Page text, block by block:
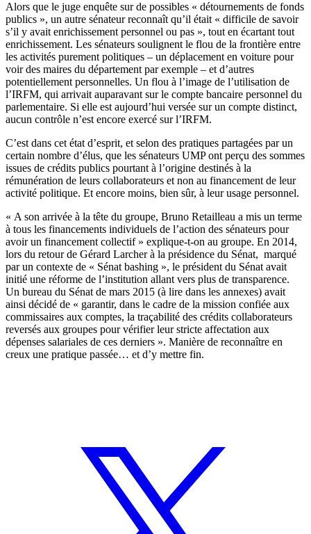
Alors que le juge enquête sur de possibles « détournements de fonds
publics », un autre sénateur reconnaît qu’il était « difficile de savoir
s’il y avait enrichissement personnel ou pas », tout en écartant tout
enrichissement. Les sénateurs soulignent le flou de la frontière entre
les activités purement politiques – un déplacement en voiture pour
voir des maires du département par exemple – et d’autres
potentiellement personnelles. Un flou à l’image de l’utilisation de
l’IRFM, qui arrivait auparavant sur le compte bancaire personnel du
parlementaire. Si elle est aujourd’hui versée sur un compte distinct,
aucun contrôle n’est encore exercé sur l’IRFM.
C’est dans cet état d’esprit, et selon des pratiques partagées par un
certain nombre d’élus, que les sénateurs UMP ont perçu des sommes
issues de crédits publics pourtant à l’origine destinés à la
rémunération de leurs collaborateurs et non au financement de leur
activité politique. Et encore moins, bien sûr, à leur usage personnel.
« A son arrivée à la tête du groupe, Bruno Retailleau a mis un terme
à tous les financements individuels de l’action des sénateurs pour
avoir un financement collectif » explique-t-on au groupe. En 2014,
lors du retour de Gérard Larcher à la présidence du Sénat, marqué
par un contexte de « Sénat bashing », le président du Sénat avait
initié une réforme de l’institution allant vers plus de transparence.
Un bureau du Sénat de mars 2015 (à lire dans les annexes) avait
ainsi décidé de « garantir, dans le cadre de la mission confiée aux
commissaires aux comptes, la traçabilité des crédits collaborateurs
reversés aux groupes pour vérifier leur stricte affectation aux
dépenses salariales de ces derniers ». Manière de reconnaître en
creux une pratique passée… et d’y mettre fin.